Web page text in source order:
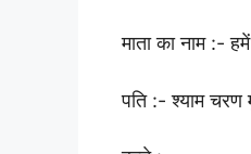
माता का नाम :- हमें
पति :- श्याम चरण